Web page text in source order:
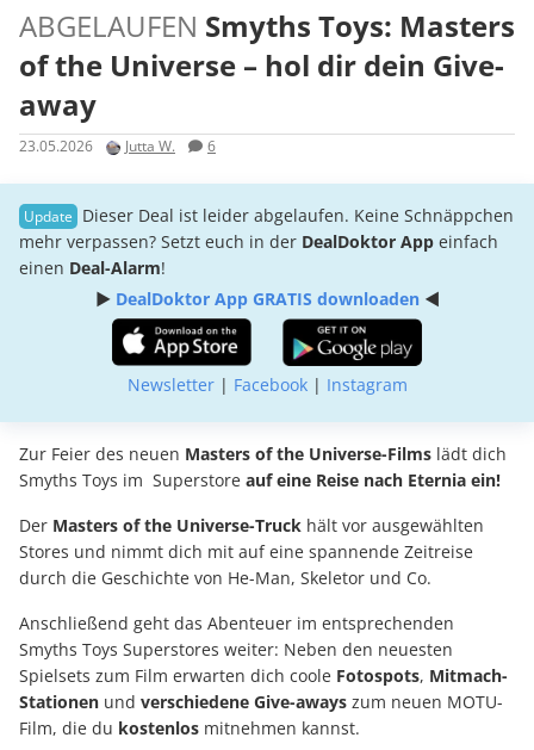
ABGELAUFEN Smyths Toys: Masters
of the Universe – hol dir dein Give-
away
23.05.2026 Jutta W. 6
Dieser Deal ist leider abgelaufen. Keine Schnäppchen
mehr verpassen? Setzt euch in der DealDoktor App einfach
einen Deal-Alarm!
► DealDoktor App GRATIS downloaden◄
Newsletter| Facebook| Instagram
Zur Feier des neuen Masters of the Universe-Films lädt dich
Smyths Toys im Superstore auf eine Reise nach Eternia ein!
Der Masters of the Universe-Truck hält vor ausgewählten
Stores und nimmt dich mit auf eine spannende Zeitreise
durch die Geschichte von He-Man, Skeletor und Co.
Anschließend geht das Abenteuer im entsprechenden
Smyths Toys Superstores weiter: Neben den neuesten
Spielsets zum Film erwarten dich coole Fotospots, Mitmach-
Stationen und verschiedene Give-aways zum neuen MOTU-
Film, die du kostenlos mitnehmen kannst.